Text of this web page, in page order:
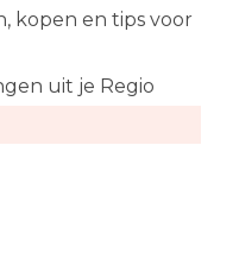
kopen en tips voor
uit je Regio